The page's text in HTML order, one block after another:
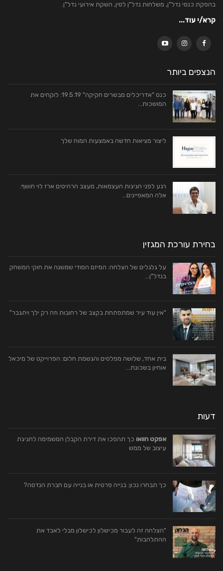
בהפקת כנסי נדל"ן, משלחות נדל"ן לסין, השקת אירועי נדל"ן.
קרא/י עוד...
הנצפים ביותר
כנס "אדריכלים מבשרים חקיקה" 19.5.19: לוקחים את
המושכות…
ליצור מציאות חדשה באמצעות המוח שלך
רגע לפני חגיגות העצמאות, מעצב הרהיטים ארז לוי חושף:
אלה המאפיינים…
בחירת עורכת המגזין
על גלגלים של הצלחה: המיזם הסודי שמשנה את חוקי המשחק
בנדל"ן…
"אין עוד עיר שמתפתחת בקצב של רחובות וזה רק ילך ויתגבר"
בית אחד, שלושה מפלסים והגשמת חלום: הפרוייקט של מיכאל
אוחיון בשכונת…
דעות
אפקט הוואו כך תהפכו את דירת הקבלן המשמימה לחגיגת
עיצוב של ממש
כך תבחרו נכון: בנייה פרטית או בנייה עם חברת הנדסה?
"הצלחה זה לעבור מכישלון לכישלון מבלי לאבד את
ההתלהבות"